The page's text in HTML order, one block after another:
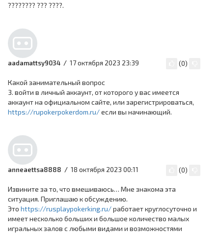
???????? ??? ????.
aadamattsy9034 17 октября 2023 23:39 (0)
Какой занимательный вопрос
3. войти в личный аккаунт, от которого у вас имеется
аккаунт на официальном сайте, или зарегистрироваться,
https://rupokerpokerdom.ru/если вы начинающий.
anneaettsa8888 18 октября 2023 00:11 (0)
Извините за то, что вмешиваюсь… Мне знакома эта
ситуация. Приглашаю к обсуждению.
Это https://rusplaypokerking.ru/работает круглосуточно и
имеет несколько больших и большое количество малых
игральных залов с любыми видами и возможностями